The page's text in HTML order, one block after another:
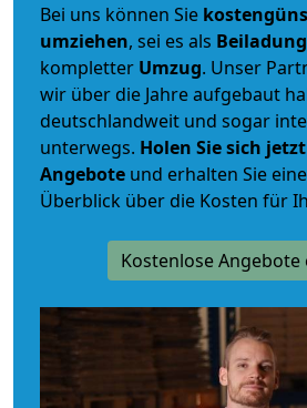
Bei uns können Sie
umziehen, sei es als Beiladung
kompletter Umzug. Unser
wir über die Jahre aufgebaut
deutschlandweit und sogar
unterwegs. Holen Sie sich
Angebote und erhalten Sie
Überblick über die Kosten für
Kostenlose Angebote